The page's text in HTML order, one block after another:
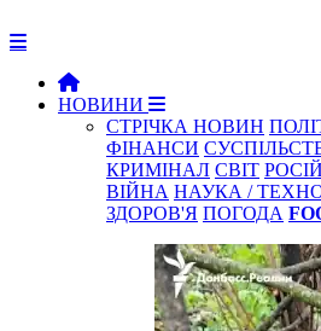
НОВИНИ
СТРІЧКА НОВИН
ФІНАНСИ
КРИМІНАЛ СВІТ
ВІЙНА НАУКА /
ЗДОРОВ'Я ПОГОДА